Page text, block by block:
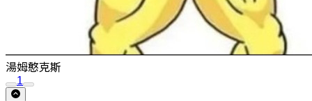
湯姆憨克斯
1